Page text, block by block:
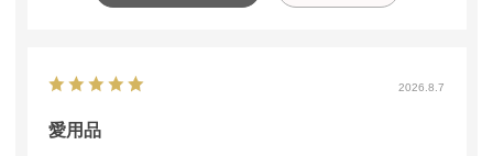
2026.8.7
愛用品